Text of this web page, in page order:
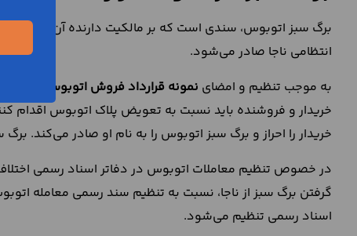
برگ سبز اتوبوس، سندی است که بر مالکیت دارنده آن نسبت
انتظامی ناجا صادر می‌شود.
به موجب تنظیم و امضای نمونه قرارداد فروش اتوبوس
خریدار و فروشنده باید نسبت به تعویض پلاک اتوبوس
خریدار را احراز و برگ سبز اتوبوس را به نام او صادر می‌کند.
در خصوص تنظیم معاملات اتوبوس در دفاتر اسناد رسمی
گرفتن برگ سبز از ناجا، نسبت به تنظیم سند رسمی معامله
اسناد رسمی تنظیم می‌شود.